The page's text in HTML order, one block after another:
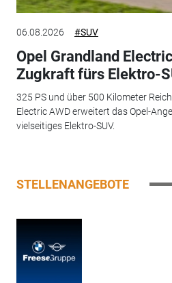
06.08.2026 #SUV
Opel Grandland
Zugkraft fürs Elektro-
325 PS und über 500 Kilometer
Electric AWD erweitert das Opel-
vielseitiges Elektro-SUV.
STELLENANGEBOTE